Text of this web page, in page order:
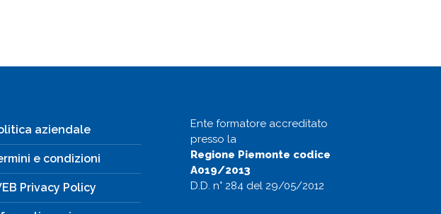
aziendale
e condizioni
Privacy Policy
Ente formatore accreditato
presso la
Regione Piemonte codice
A019/2013
D.D. n° 284 del 29/05/2012